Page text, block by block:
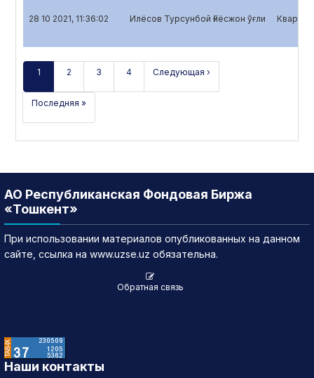
28 10 2021, 11:36:02 Илёсов Турсунбой Ғиёсжон ўғли
1 2 3 4 Следующая ›
Последняя »
АО Республиканская Фондовая Биржа
«Тошкент»
При использовании материалов опубликованных на данном
сайте, ссылка на www.uzse.uz обязательна.
Обратная связь
Наши контакты